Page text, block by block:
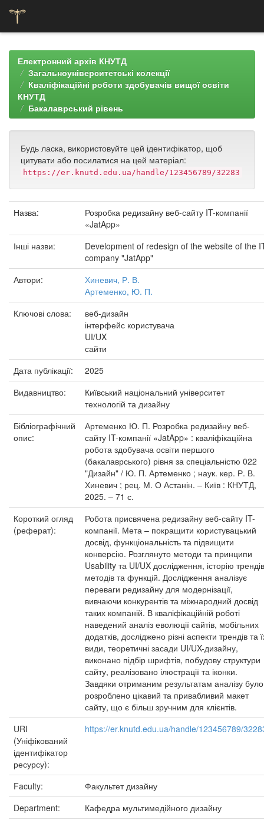
navigationЕлектронний архів КНУТД
Загальноуніверситетські колекції
Кваліфікаційні роботи здобувачів вищої освіти
КНУТД
Бакалаврський рівень
Будь ласка, використовуйте цей ідентифікатор, щоб
цитувати або посилатися на цей матеріал:
https://er.knutd.edu.ua/handle/123456789/32283
Назва:
Розробка редизайну веб-сайту IT-компанії
«JatApp»
Інші назви:
Development of redesign of the website of the
company "JatApp"
Автори:
Хиневич, Р. В.
Артеменко, Ю. П.
Ключові слова:
веб-дизайн
інтерфейс користувача
UI/UX
сайти
Дата публікації:
2025
Видавництво:
Київський національний університет
технологій та дизайну
Бібліографічний
опис:
Артеменко Ю. П. Розробка редизайну веб-
сайту IT-компанії «JatApp» : кваліфікаційна
робота здобувача освіти першого
(бакалаврського) рівня за спеціальністю 022
"Дизайн" / Ю. П. Артеменко ; наук. кер. Р. В.
Хиневич ; рец. М. О Астанін. – Київ : КНУТД,
2025. – 71 с.
Короткий огляд
(реферат):
Робота присвячена редизайну веб-сайту IT-
компанії. Мета – покращити користувацький
досвід, функціональність та підвищити
конверсію. Розглянуто методи та принципи
Usability та UI/UX дослідження, історію
методів та функцій. Дослідження аналізує
переваги редизайну для модернізації,
вивчаючи конкурентів та міжнародний досвід
таких компаній. В кваліфікаційній роботі
наведений аналіз еволюції сайтів, мобільних
додатків, досліджено різні аспекти трендів та
види, теоретичні засади UI/UX-дизайну,
виконано підбір шрифтів, побудову структури
сайту, реалізовано ілюстрації та іконки.
Завдяки отриманим результатам аналізу було
розроблено цікавий та привабливий макет
сайту, що є більш зручним для клієнтів.
URI
(Уніфікований
ідентифікатор
ресурсу):
https://er.knutd.edu.ua/handle/123456789/
Faculty:
Факультет дизайну
Department:
Кафедра мультимедійного дизайну